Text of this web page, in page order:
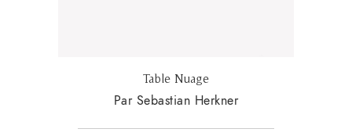
Table Nuage
Par Sebastian Herkner